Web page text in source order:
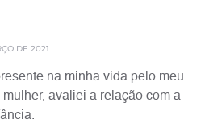
DE 2021
na minha vida pelo meu
avaliei a relação com a